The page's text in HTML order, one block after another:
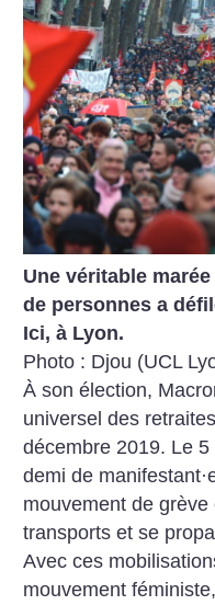
Une véritable
de personnes a
Ici, à Lyon.
Photo : Djou (UCL
À son élection,
universel des
décembre 2019. Le
demi de manifestant·
mouvement de
transports et se
Avec ces
mouvement